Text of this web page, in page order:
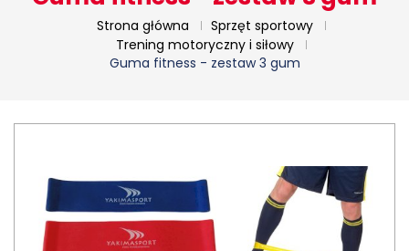
Strona główna
Sprzęt sportowy
Trening motoryczny i siłowy
Guma fitness - zestaw 3 gum